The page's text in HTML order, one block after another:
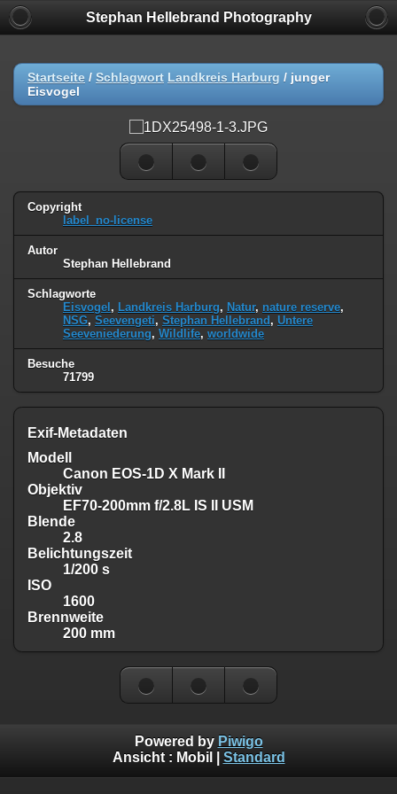
Stephan Hellebrand Photography
Startseite / Schlagwort Landkreis Harburg / junger
Eisvogel
Copyright
label_no-license
Autor
Stephan Hellebrand
Schlagworte
Eisvogel , Landkreis Harburg, Natur, nature reserve,
NSG, Seevengeti, Stephan Hellebrand , Untere
Seeveniederung, Wildlife, worldwide
Besuche
71799
Exif-Metadaten
Modell
Canon EOS-1D X Mark II
Objektiv
EF70-200mm f/2.8L IS II USM
Blende
2.8
Belichtungszeit
1/200 s
ISO
1600
Brennweite
200 mm
Powered by Piwigo
Ansicht : Mobil Standard